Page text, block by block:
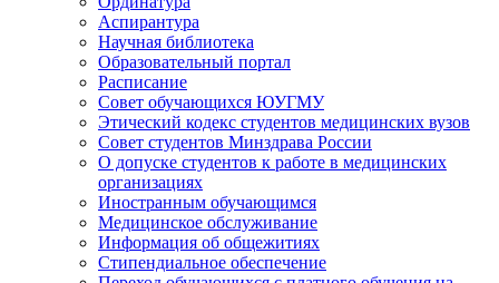
Аспирантура
Научная библиотека
Образовательный портал
Расписание
Совет обучающихся ЮУГМУ
Этический кодекс студентов медицинских вузов
Совет студентов Минздрава России
О допуске студентов к работе в медицинских
организациях
Иностранным обучающимся
Медицинское обслуживание
Информация об общежитиях
Стипендиальное обеспечение